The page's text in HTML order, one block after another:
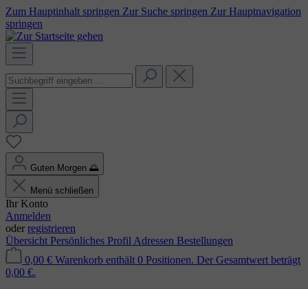
Zum Hauptinhalt springen Zur Suche springen Zur Hauptnavigation
springen
Guten Morgen 🌅
Menü schließen
Ihr Konto
Anmelden
oder registrieren
Übersicht Persönliches Profil Adressen Bestellungen
0,00 € Warenkorb enthält 0 Positionen. Der Gesamtwert beträgt
0,00 €.